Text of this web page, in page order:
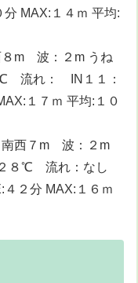
MAX:１４ｍ 平均:
m 波：２m うね
流れ： IN１１：
１７ｍ 平均:１０
南西７m 波：２m
２８℃ 流れ：なし
４２分 MAX:１６ｍ